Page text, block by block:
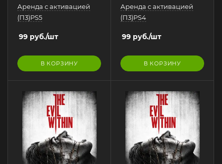
Аренда с активацией
(П3)PS5
99 руб./шт
В КОРЗИНУ
Аренда с активацией
(П3)PS4
99 руб./шт
В КОРЗИНУ